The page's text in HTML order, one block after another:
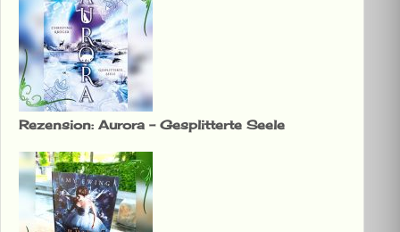
Rezension: Aurora – Gesplitterte Seele